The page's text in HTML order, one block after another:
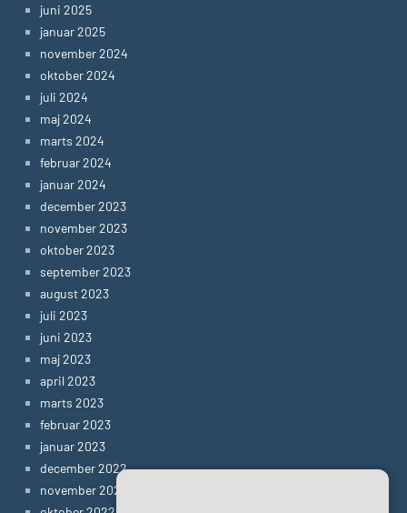
juni 2025
januar 2025
november 2024
oktober 2024
juli 2024
maj 2024
marts 2024
februar 2024
januar 2024
december 2023
november 2023
oktober 2023
september 2023
august 2023
juli 2023
juni 2023
maj 2023
april 2023
marts 2023
februar 2023
januar 2023
december 2022
november 2022